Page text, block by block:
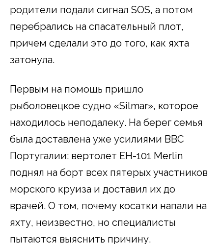
родители подали сигнал SOS, а потом
перебрались на спасательный плот,
причем сделали это до того, как яхта
затонула.
Первым на помощь пришло
рыболовецкое судно «Silmar», которое
находилось неподалеку. На берег семья
была доставлена уже усилиями ВВС
Португалии: вертолет EH-101 Merlin
поднял на борт всех пятерых участников
морского круиза и доставил их до
врачей. О том, почему косатки напали на
яхту, неизвестно, но специалисты
пытаются выяснить причину.